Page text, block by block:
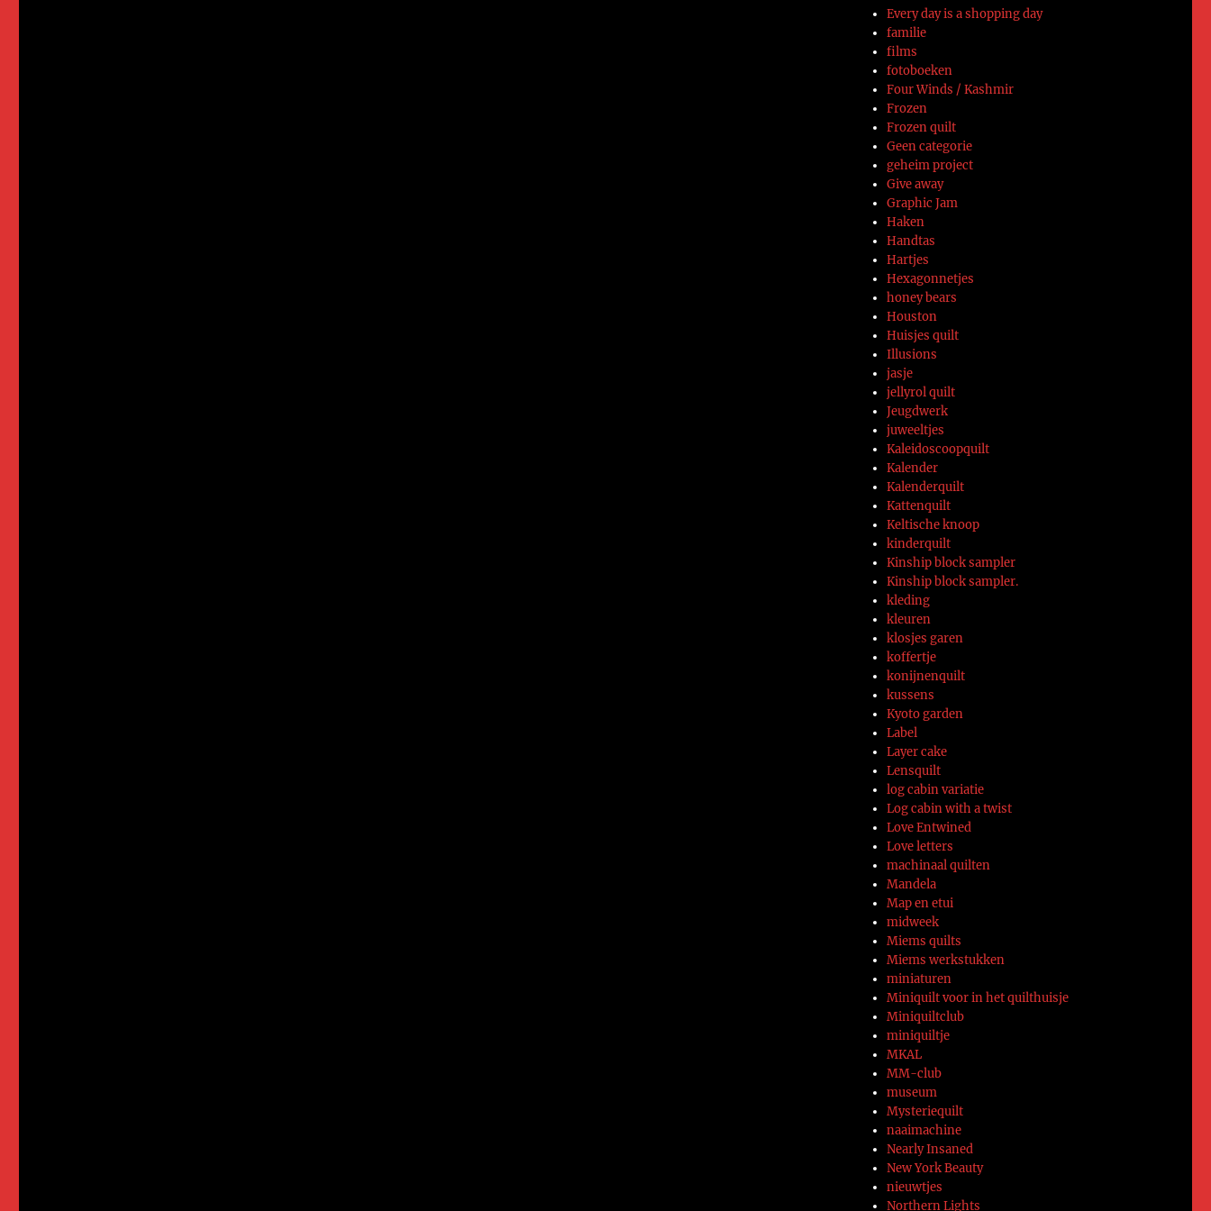
Every day is a shopping day
familie
films
fotoboeken
Four Winds / Kashmir
Frozen
Frozen quilt
Geen categorie
geheim project
Give away
Graphic Jam
Haken
Handtas
Hartjes
Hexagonnetjes
honey bears
Houston
Huisjes quilt
Illusions
jasje
jellyrol quilt
Jeugdwerk
juweeltjes
Kaleidoscoopquilt
Kalender
Kalenderquilt
Kattenquilt
Keltische knoop
kinderquilt
Kinship block sampler
Kinship block sampler.
kleding
kleuren
klosjes garen
koffertje
konijnenquilt
kussens
Kyoto garden
Label
Layer cake
Lensquilt
log cabin variatie
Log cabin with a twist
Love Entwined
Love letters
machinaal quilten
Mandela
Map en etui
midweek
Miems quilts
Miems werkstukken
miniaturen
Miniquilt voor in het quilthuisje
Miniquiltclub
miniquiltje
MKAL
MM-club
museum
Mysteriequilt
naaimachine
Nearly Insaned
New York Beauty
nieuwtjes
Northern Lights